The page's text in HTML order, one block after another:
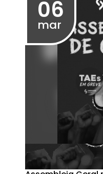
Feminismos na
29/11/2025 - 09:00
05
nov